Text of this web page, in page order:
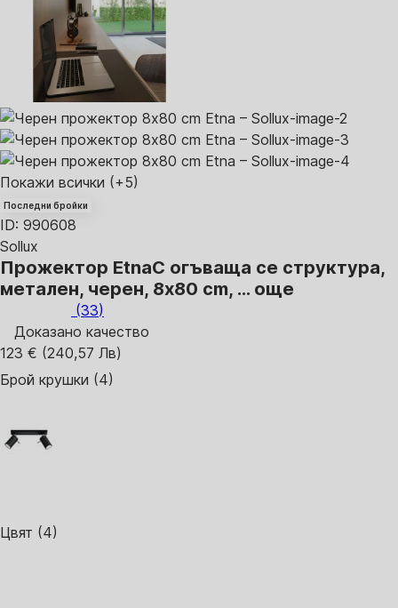
Покажи всички (+5)
Последни бройки
ID: 990608
Sollux
Прожектор EtnaС огъваща се структура,
метален, черен, 8x80 cm, … още
(33)
Доказано качество
123 € (240,57 Лв)
Брой крушки (4)
Цвят (4)